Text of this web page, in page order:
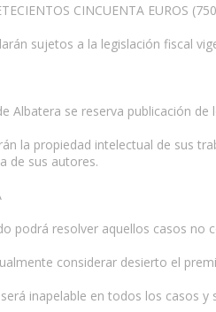
CINCUENTA EUROS
sujetos a la legislación fiscal
Albatera se reserva publicación
la propiedad intelectual de sus
de sus autores.
podrá resolver aquellos casos
considerar desierto el
inapelable en todos los casos